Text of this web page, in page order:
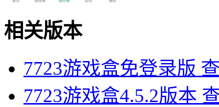
相关版本
7723游戏盒免登录版
7723游戏盒4.5.2版本